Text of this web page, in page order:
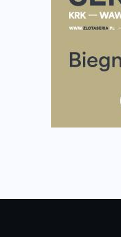
Wystartuje
35. Bieg Powstania
Ile razy w tygodniu
często biegać,
Już w ten weekend!
i Półmaraton